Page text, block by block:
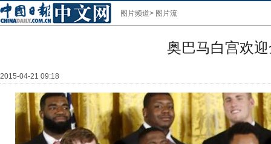
图片频道> 图片流
奥巴马白宫欢
2015-04-21 09:18